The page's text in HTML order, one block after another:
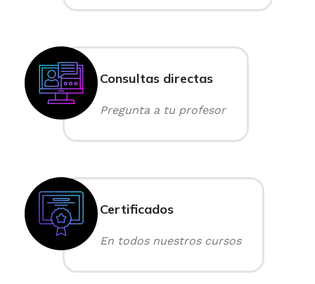
Consultas directas
Pregunta a tu profesor
Certificados
En todos nuestros cursos